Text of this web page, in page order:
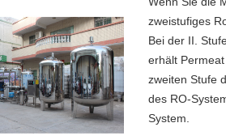
zweistufiges
Bei der II.
erhält
zweiten Stufe
des RO-
System.